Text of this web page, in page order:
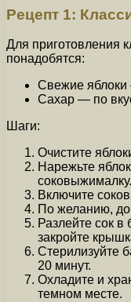
Рецепт 1:
Для приготовления
понадобятся:
Свежие яблоки
Сахар — по
Шаги:
Очистите
Нарежьте
соковыжималку.
Включите
По желанию,
Разлейте сок в
закройте
Стерилизуйте
20 минут.
Охладите и
темном месте.